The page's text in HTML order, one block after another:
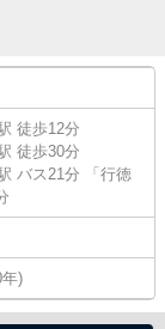
徒歩12分
徒歩30分
バス21分 「行徳
)